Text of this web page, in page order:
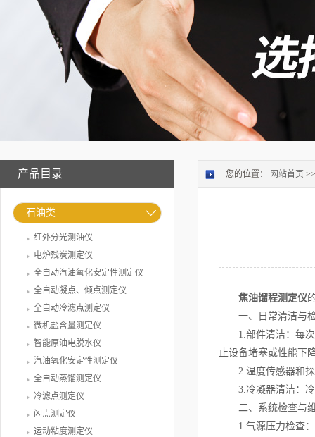
产品目录
石油类
红外分光测油仪
电炉残炭测定仪
全自动汽油氧化安定性测定仪
全自动凝点、倾点测定仪
全自动冷滤点测定仪
微机盐含量测定仪
智能原油电脱水仪
汽油氧化安定性测定仪
全自动蒸馏测定仪
冷滤点测定仪
闪点测定仪
运动粘度测定仪
您的位置： 网站首页
焦油馏程测定仪
一、日常清洁与
1.部件清洁：每次
止设备堵塞或性能下
2.温度传感器和探
3.冷凝器清洁：冷
二、系统检查与
1.气源压力检查：